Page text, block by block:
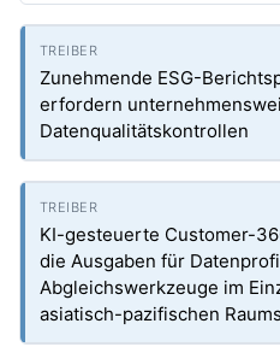
Zunehmende ESG-
erfordern
Datenqualitätskontrollen
KI-gesteuerte Customer-
die Ausgaben für
Abgleichswerkzeuge im
asiatisch-pazifischen Raums